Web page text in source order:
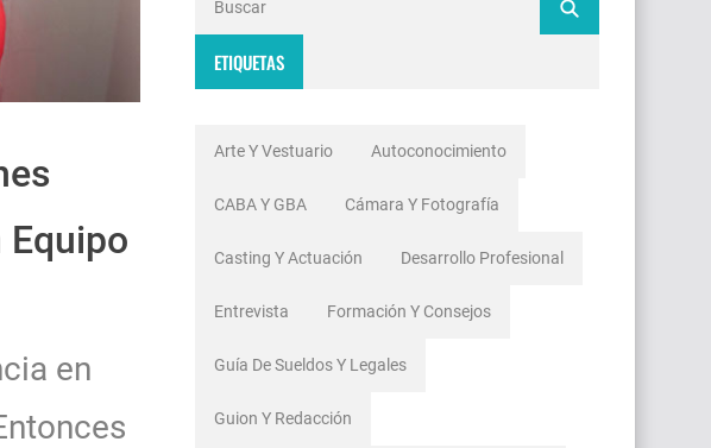
en
ETIQUETAS
Arte Y Vestuario Autoconocimiento
CABA Y GBA Cámara Y Fotografía
Casting Y Actuación Desarrollo Profesional
Entrevista Formación Y Consejos
Guía De Sueldos Y Legales
Guion Y Redacción